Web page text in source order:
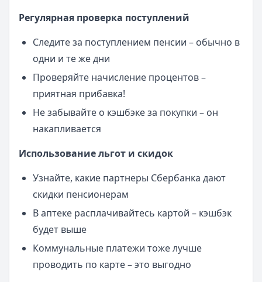
Регулярная проверка поступлений
Следите за поступлением пенсии – обычно в
одни и те же дни
Проверяйте начисление процентов –
приятная прибавка!
Не забывайте о кэшбэке за покупки – он
накапливается
Использование льгот и скидок
Узнайте, какие партнеры Сбербанка дают
скидки пенсионерам
В аптеке расплачивайтесь картой – кэшбэк
будет выше
Коммунальные платежи тоже лучше
проводить по карте – это выгодно